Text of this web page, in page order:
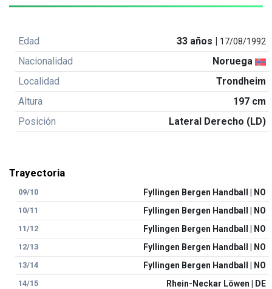
Edad 33 años | 17/08/1992
Nacionalidad
Noruega
Localidad
Trondheim
Altura
197 cm
Posición
Lateral Derecho (LD)
Trayectoria
09/10 Fyllingen Bergen Handball | NO
10/11 Fyllingen Bergen Handball | NO
11/12 Fyllingen Bergen Handball | NO
12/13 Fyllingen Bergen Handball | NO
13/14 Fyllingen Bergen Handball | NO
14/15 Rhein-Neckar Löwen | DE